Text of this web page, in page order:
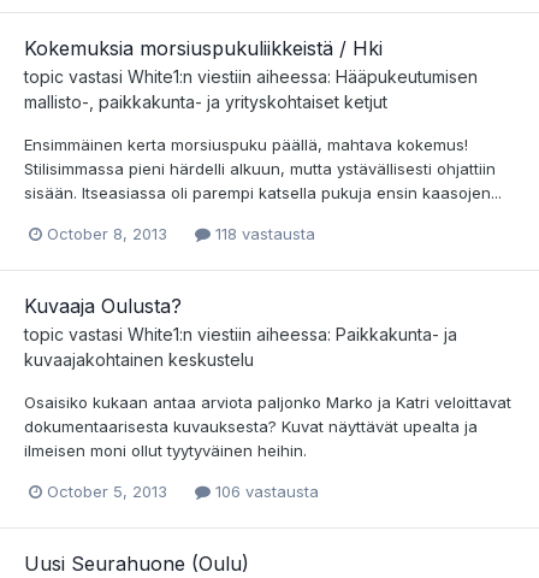
Kokemuksia morsiuspukuliikkeistä / Hki
topic vastasi White1:n viestiin aiheessa: Hääpukeutumisen
mallisto-, paikkakunta- ja yrityskohtaiset ketjut
Ensimmäinen kerta morsiuspuku päällä, mahtava kokemus!
Stilisimmassa pieni härdelli alkuun, mutta ystävällisesti ohjattiin
sisään. Itseasiassa oli parempi katsella pukuja ensin kaasojen...
October 8, 2013 118 vastausta
Kuvaaja Oulusta?
topic vastasi White1:n viestiin aiheessa: Paikkakunta- ja
kuvaajakohtainen keskustelu
Osaisiko kukaan antaa arviota paljonko Marko ja Katri veloittavat
dokumentaarisesta kuvauksesta? Kuvat näyttävät upealta ja
ilmeisen moni ollut tyytyväinen heihin.
October 5, 2013 106 vastausta
Uusi Seurahuone (Oulu)